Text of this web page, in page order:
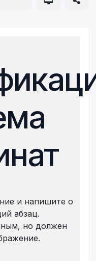
и напишите о
абзац.
но должен